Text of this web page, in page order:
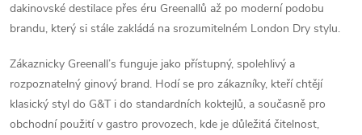
dakinovské destilace přes éru Greenallů až po moderní podobu
brandu, který si stále zakládá na srozumitelném London Dry stylu.
Zákaznicky Greenall’s funguje jako přístupný, spolehlivý a
rozpoznatelný ginový brand. Hodí se pro zákazníky, kteří chtějí
klasický styl do G&T i do standardních koktejlů, a současně pro
obchodní použití v gastro provozech, kde je důležitá čitelnost,